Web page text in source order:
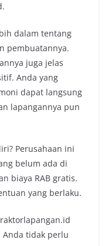
dalam tentang
pembuatannya.
juga jelas
Anda yang
dapat langsung
lapangannya pun
Perusahaan ini
belum ada di
biaya RAB gratis.
yang berlaku.
tidak perlu